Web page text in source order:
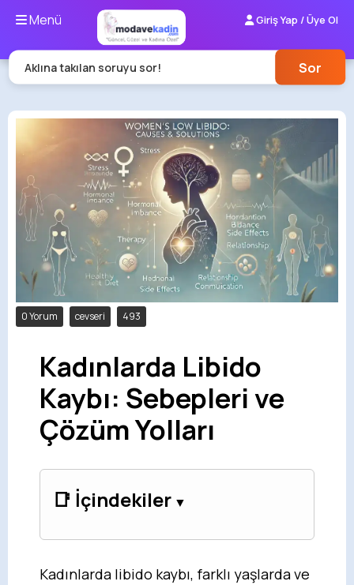
Menü Giriş Yap / Üye Ol
Aklına takılan soruyu sor! Sor
0 Yorum cevseri 493
Kadınlarda Libido
Kaybı: Sebepleri ve
Çözüm Yolları
📑 İçindekiler
Kadınlarda libido kaybı, farklı yaşlarda ve